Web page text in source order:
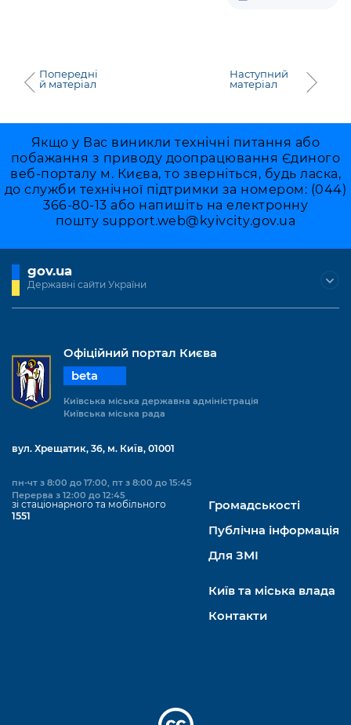
Попередні
й матеріал
Наступний
матеріал
Якщо у Вас виникли технічні питання або
побажання з приводу доопрацювання Єдиного
веб-порталу м. Києва, то зверніться, будь ласка,
до служби технічної підтримки за номером: (044)
366-80-13 або напишіть на електронну
пошту support.web@kyivcity.gov.ua
gov.ua
Державні сайти України
Офіційний портал Києва
beta
Київська міська державна адміністрація
Київська міська рада
вул. Хрещатик, 36, м. Київ, 01001
пн-чт з 8:00 до 17:00, пт з 8:00 до 15:45
Перерва з 12:00 до 12:45
зі стаціонарного та мобільного
1551
Громадськості
Публічна інформація
Для ЗМІ
Київ та міська влада
Контакти